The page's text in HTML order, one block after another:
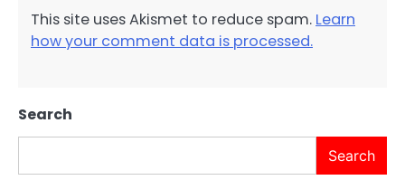
This site uses Akismet to reduce spam. Learn
how your comment data is processed.
Search
Search